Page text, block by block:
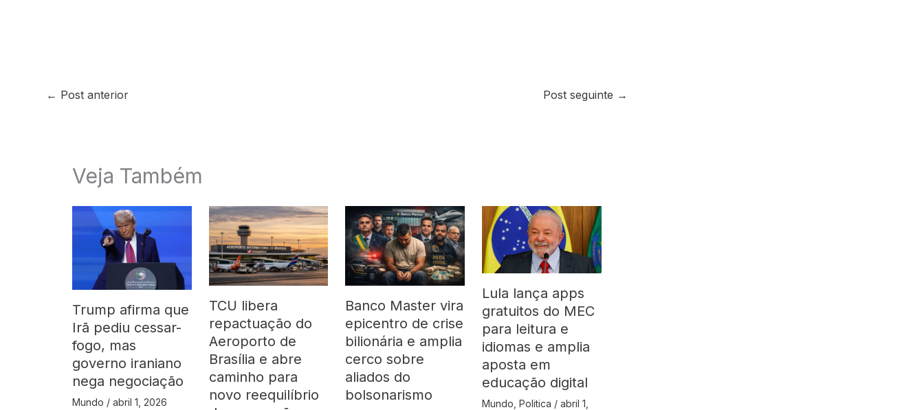
← Post anterior Post seguinte →
Veja Também
Trump afirma que
Irã pediu cessar-
fogo, mas
governo iraniano
nega negociação
Mundo / abril 1, 2026
TCU libera
repactuação do
Aeroporto de
Brasília e abre
caminho para
novo reequilíbrio
Banco Master vira
epicentro de crise
bilionária e amplia
cerco sobre
aliados do
bolsonarismo
Lula lança apps
gratuitos do MEC
para leitura e
idiomas e amplia
aposta em
educação digital
Mundo ,Politica /abril 1,